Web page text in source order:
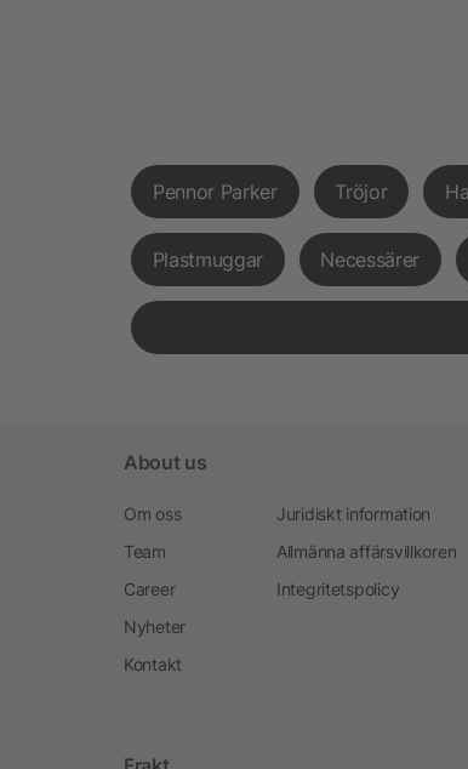
Pennor Parker Tröjor
Plastmuggar Necessärer
About us
Om oss
Team
Career
Nyheter
Kontakt
Juridiskt information
Allmänna affärsvillkoren
Integritetspolicy